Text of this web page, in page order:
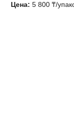
Цена: 5 800 ₸/